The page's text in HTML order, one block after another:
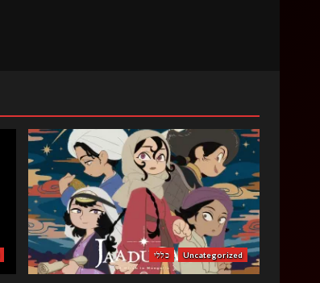
Uncategorized כללי